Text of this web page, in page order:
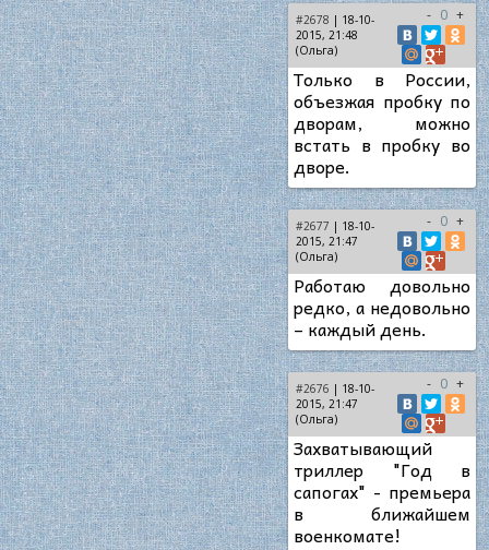
#2678 | 18-10-
2015, 21:48
(Ольга)
- 0 +
Только в России,
объезжая пробку по
дворам, можно
встать в пробку во
дворе.
#2677 | 18-10-
2015, 21:47
(Ольга)
- 0 +
Работаю довольно
редко, а недовольно
– каждый день.
#2676 | 18-10-
2015, 21:47
(Ольга)
- 0 +
Захватывающий
триллер "Год в
сапогах" - премьера
в ближайшем
военкомате!